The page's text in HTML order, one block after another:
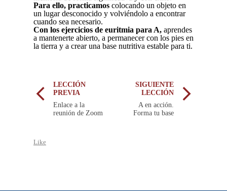
Para ello, practicamos colocando un objeto en
un lugar desconocido y volviéndolo a encontrar
cuando sea necesario.
Con los ejercicios de euritmia para A, aprendes
a mantenerte abierto, a permanecer con los pies en
la tierra y a crear una base nutritiva estable para ti.
LECCIÓN
PREVIA
Enlace a la
reunión de Zoom
SIGUIENTE
LECCIÓN
A en acción.
Forma tu base
Like